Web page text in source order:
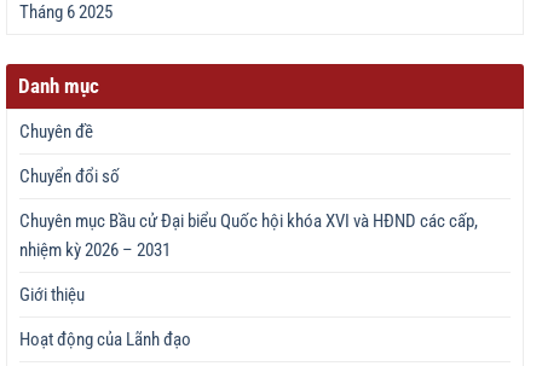
Tháng 6 2025
Danh mục
Chuyên đề
Chuyển đổi số
Chuyên mục Bầu cử Đại biểu Quốc hội khóa XVI và HĐND các cấp,
nhiệm kỳ 2026 – 2031
Giới thiệu
Hoạt động của Lãnh đạo